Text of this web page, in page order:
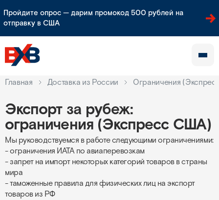
Пройдите опрос — дарим промокод 500 рублей на
отправку в США
Главная Доставка из России Ограничения
Экспорт за рубеж:
ограничения (Экспресс США)
Мы руководствуемся в работе следующими ограничениями:
- ограничения ИАТА по авиаперевозкам
- запрет на импорт некоторых категорий товаров в страны
мира
- таможенные правила для физических лиц на экспорт
товаров из РФ